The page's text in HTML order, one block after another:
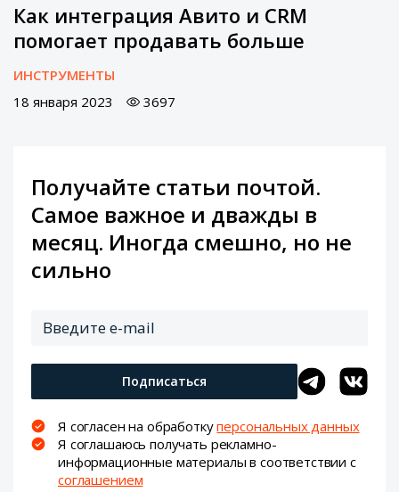
Как интеграция Авито и CRM
помогает продавать больше
ИНСТРУМЕНТЫ
18 января 2023
3697
Получайте статьи почтой.
Самое важное и дважды в
месяц. Иногда смешно, но не
сильно
Подписаться
Я согласен на обработкуперсональных данных
Я соглашаюсь получать рекламно-
информационные материалы в соответствии с
соглашением